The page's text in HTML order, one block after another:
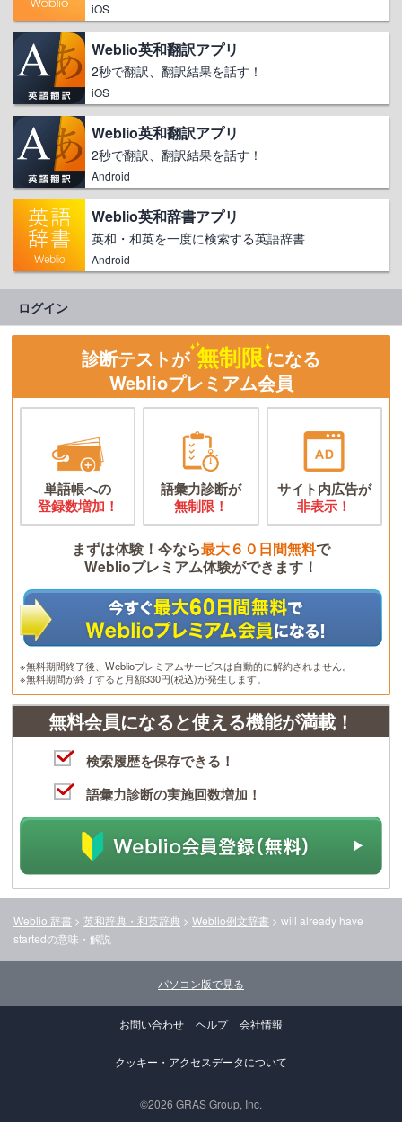
iOS
Weblio英和翻訳アプリ
2秒で翻訳、翻訳結果を話す！
iOS
Weblio英和翻訳アプリ
2秒で翻訳、翻訳結果を話す！
Android
Weblio英和辞書アプリ
英和・和英を一度に検索する英語辞書
Android
ログイン
診断テストが 無制限になる
Weblioプレミアム会員
単語帳への
登録数増加！
語彙力診断が
無制限！
サイト内広告が
非表示！
まずは体験！今なら最大６０日間無料で
Weblioプレミアム体験ができます！
※無料期間終了後、Weblioプレミアムサービスは自動的に解約されません。
※無料期間が終了すると月額330円(税込)が発生します。
無料会員になると使える機能が満載！
検索履歴を保存できる！
語彙力診断の実施回数増加！
Weblio 辞書 > 英和辞典・和英辞典 > Weblio例文辞書 > will already have
startedの意味・解説
パソコン版で見る
お問い合わせ ヘルプ 会社情報
クッキー・アクセスデータについて
©2026 GRAS Group, Inc.